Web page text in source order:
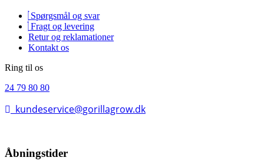
Spørgsmål og svar
Fragt og levering
Retur og reklamationer
Kontakt os
Ring til os
24 79 80 80
kundeservice@gorillagrow.dk
Åbningstider